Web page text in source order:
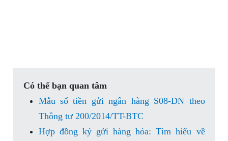
Có thể bạn quan tâm
Mẫu sổ tiền gửi ngân hàng S08-DN theo
Thông tư 200/2014/TT-BTC
Hợp đồng ký gửi hàng hóa: Tìm hiểu về